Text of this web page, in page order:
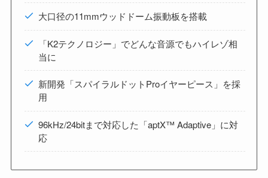
大口径の11mmウッドドーム振動板を搭載
「K2テクノロジー」でどんな音源でもハイレゾ相
当に
新開発「スパイラルドットProイヤーピース」を採
用
96kHz/24bitまで対応した「aptX™ Adaptive」に対
応